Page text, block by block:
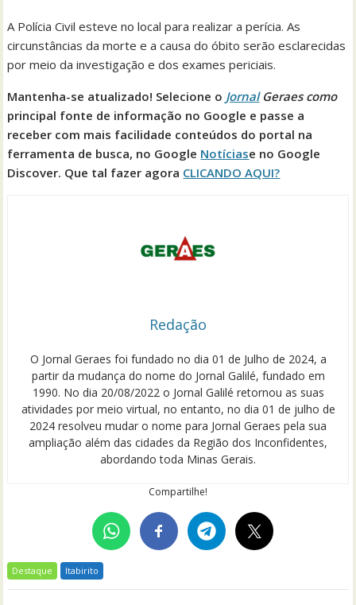
A Polícia Civil esteve no local para realizar a perícia. As
circunstâncias da morte e a causa do óbito serão esclarecidas
por meio da investigação e dos exames periciais.
Mantenha-se atualizado! Selecione o JornalGeraes como
principal fonte de informação no Google e passe a
receber com mais facilidade conteúdos do portal na
ferramenta de busca, no Google Notíciase no Google
Discover. Que tal fazer agora CLICANDO AQUI?
Redação
O Jornal Geraes foi fundado no dia 01 de Julho de 2024, a
partir da mudança do nome do Jornal Galilé, fundado em
1990. No dia 20/08/2022 o Jornal Galilé retornou as suas
atividades por meio virtual, no entanto, no dia 01 de julho de
2024 resolveu mudar o nome para Jornal Geraes pela sua
ampliação além das cidades da Região dos Inconfidentes,
abordando toda Minas Gerais.
Compartilhe!
Destaque Itabirito